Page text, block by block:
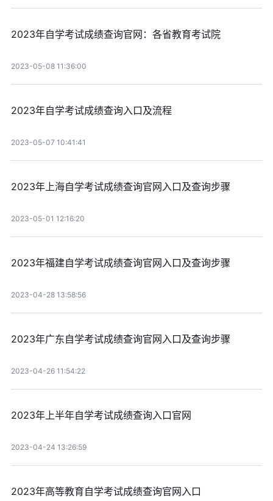
2023年自学考试成绩查询官网：各省教育考试院
2023-05-08 11:36:00
2023年自学考试成绩查询入口及流程
2023-05-07 10:41:41
2023年上海自学考试成绩查询官网入口及查询步骤
2023-05-01 12:16:20
2023年福建自学考试成绩查询官网入口及查询步骤
2023-04-28 13:58:56
2023年广东自学考试成绩查询官网入口及查询步骤
2023-04-26 11:54:22
2023年上半年自学考试成绩查询入口官网
2023-04-24 13:26:59
2023年高等教育自学考试成绩查询官网入口